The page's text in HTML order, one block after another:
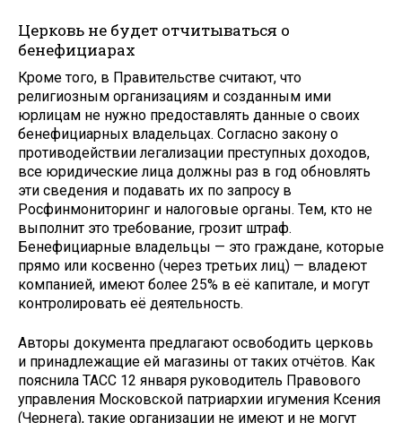
Церковь не будет отчитываться о
бенефициарах
Кроме того, в Правительстве считают, что
религиозным организациям и созданным ими
юрлицам не нужно предоставлять данные о своих
бенефициарных владельцах. Согласно закону о
противодействии легализации преступных доходов,
все юридические лица должны раз в год обновлять
эти сведения и подавать их по запросу в
Росфинмониторинг и налоговые органы. Тем, кто не
выполнит это требование, грозит штраф.
Бенефициарные владельцы — это граждане, которые
прямо или косвенно (через третьих лиц) — владеют
компанией, имеют более 25% в её капитале, и могут
контролировать её деятельность.
Авторы документа предлагают освободить церковь
и принадлежащие ей магазины от таких отчётов. Как
пояснила ТАСС 12 января руководитель Правового
управления Московской патриархии игумения Ксения
(Чернега), такие организации не имеют и не могут